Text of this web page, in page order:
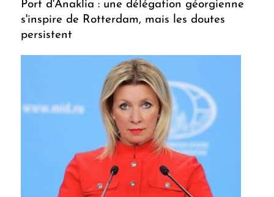
Port d'Anaklia : une délégation géorgienne
s'inspire de Rotterdam, mais les doutes
persistent